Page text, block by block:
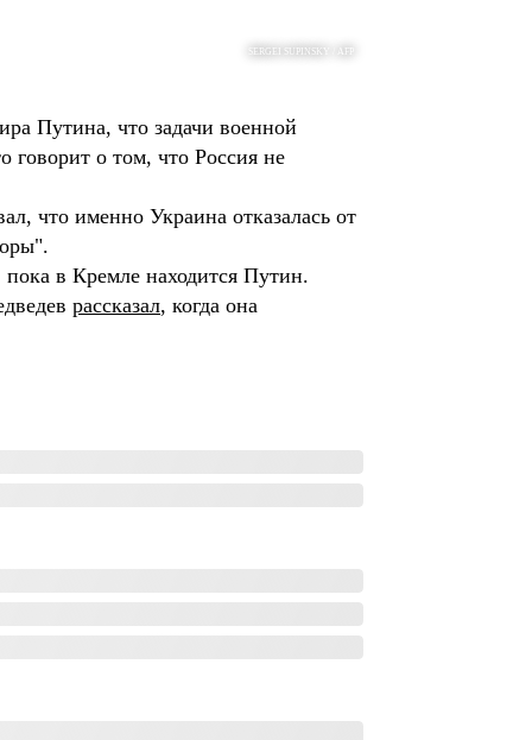
SERGEI SUPINSKY / AFP
Путина, что задачи военной
говорит о том, что Россия не
что именно Украина отказалась от
в Кремле находится Путин.
рассказал, когда она